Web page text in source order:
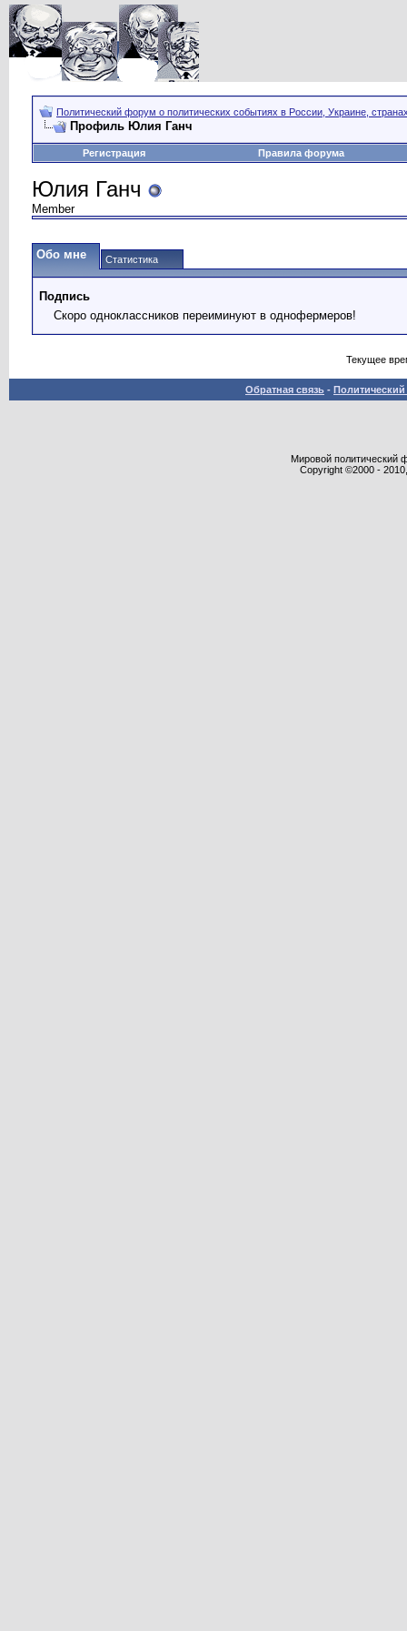
Политический форум о политических событиях в России, Украине,
Профиль Юлия Ганч
Регистрация Правила форума
Юлия Ганч
Member
Обо мне Статистика
Подпись
Скоро одноклассников переиминуют в однофермеров!
Текущее
Обратная связь -
Мировой политический
Copyright ©2000 -